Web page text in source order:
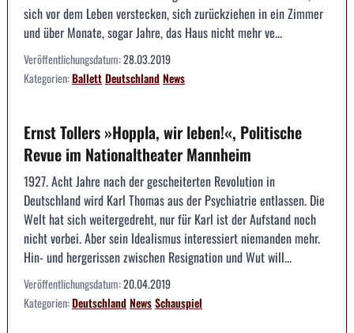
sich vor dem Leben verstecken, sich zurückziehen in ein Zimmer
und über Monate, sogar Jahre, das Haus nicht mehr ve...
Veröffentlichungsdatum:28.03.2019
Kategorien:BallettDeutschlandNews
Ernst Tollers »Hoppla, wir leben!«, Politische
Revue im Nationaltheater Mannheim
1927. Acht Jahre nach der gescheiterten Revolution in
Deutschland wird Karl Thomas aus der Psychiatrie entlassen. Die
Welt hat sich weitergedreht, nur für Karl ist der Aufstand noch
nicht vorbei. Aber sein Idealismus interessiert niemanden mehr.
Hin- und hergerissen zwischen Resignation und Wut will...
Veröffentlichungsdatum:20.04.2019
Kategorien:DeutschlandNewsSchauspiel